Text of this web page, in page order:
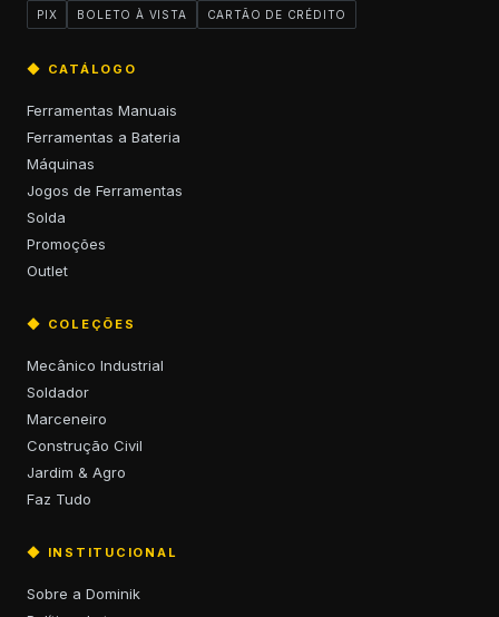
PIX BOLETO À VISTA CARTÃO DE CRÉDITO
◆ CATÁLOGO
Ferramentas Manuais
Ferramentas a Bateria
Máquinas
Jogos de Ferramentas
Solda
Promoções
Outlet
◆ COLEÇÕES
Mecânico Industrial
Soldador
Marceneiro
Construção Civil
Jardim & Agro
Faz Tudo
◆ INSTITUCIONAL
Sobre a Dominik